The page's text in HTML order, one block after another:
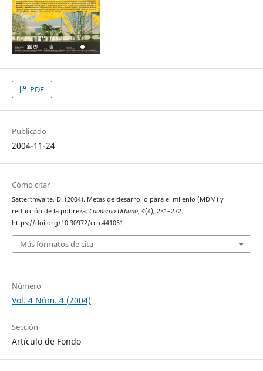
PDF
Publicado
2004-11-24
Cómo citar
Satterthwaite, D. (2004). Metas de desarrollo para el milenio (MDM) y
reducción de la pobreza. Cuaderno Urbano, 4(4), 231–272.
https://doi.org/10.30972/crn.441051
Más formatos de cita
Número
Vol. 4 Núm. 4 (2004)
Sección
Artículo de Fondo